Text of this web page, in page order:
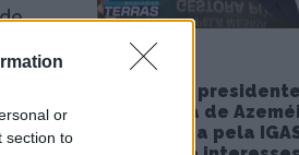
or
section to
Esposa do
de Oliveira de
investigada pela